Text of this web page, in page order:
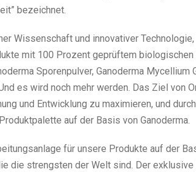
bezeichnet.
Wissenschaft und innovativer
mit 100 Prozent geprüftem biologischen
Sporenpulver, Ganoderma
es wird noch mehr werden. Das Ziel von
und Entwicklung zu maximieren, und
auf der Basis von Ganoderma.
für unsere Produkte auf der
die strengsten der Welt sind. Der